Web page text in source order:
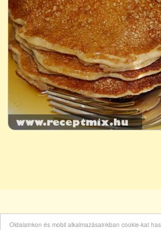
Oldalainkon és mobil alkalmazásainkban cookie-kat